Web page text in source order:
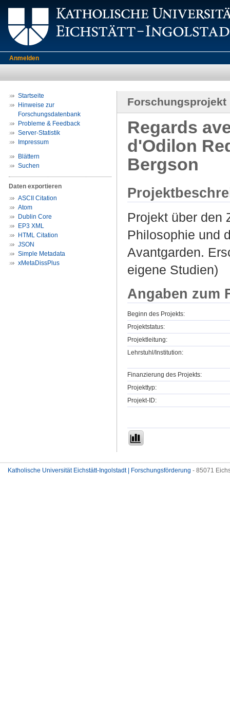
Anmelden
Startseite
Hinweise zur
Forschungsdatenbank
Probleme & Feedback
Server-Statistik
Impressum
Blättern
Suchen
Daten exportieren
ASCII Citation
Atom
Dublin Core
EP3 XML
HTML Citation
JSON
Simple Metadata
xMetaDissPlus
Forschungsprojekt
Regards
d'Odilon
Bergson
Projekt über den
Philosophie und
Avantgarden.
eigene Studien)
Angaben zum
Beginn des Projekts:
Projektstatus:
Projektleitung:
Lehrstuhl/Institution:
Finanzierung des Projekts:
Projekttyp:
Projekt-ID:
Katholische Universität Eichstätt-Ingolstadt | Forschungsförderung - 85071